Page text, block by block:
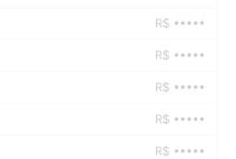
R$ •••••
R$ •••••
R$ •••••
R$ •••••
R$ •••••